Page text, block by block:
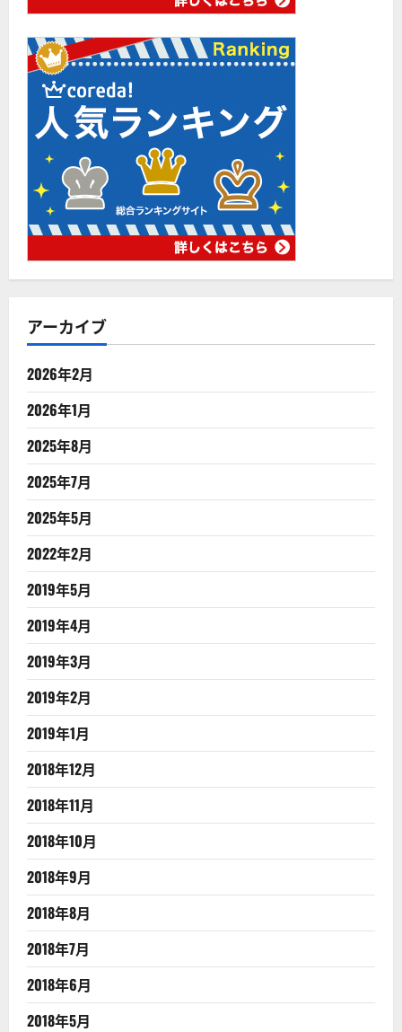
アーカイブ
2026年2月
2026年1月
2025年8月
2025年7月
2025年5月
2022年2月
2019年5月
2019年4月
2019年3月
2019年2月
2019年1月
2018年12月
2018年11月
2018年10月
2018年9月
2018年8月
2018年7月
2018年6月
2018年5月